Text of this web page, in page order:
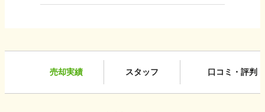
売却実績 スタッフ 口コミ・評判